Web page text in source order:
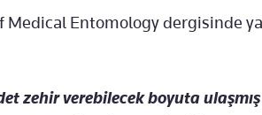
Medical Entomology dergisinde
zehir verebilecek boyuta